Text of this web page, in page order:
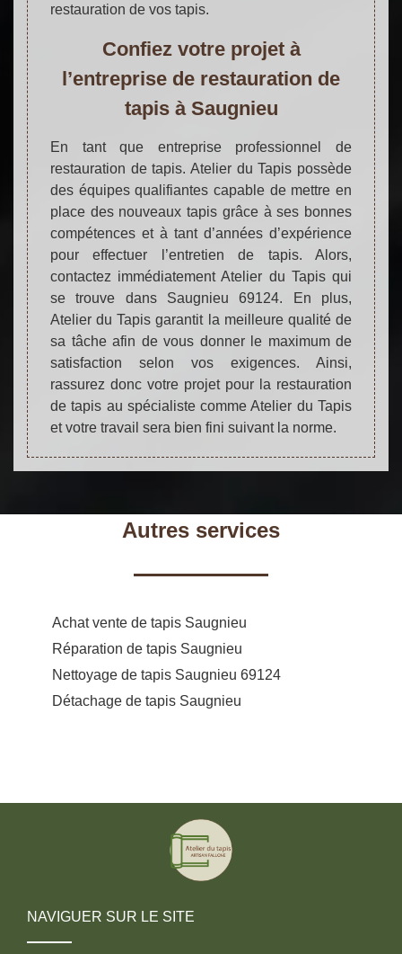
restauration de vos tapis.
Confiez votre projet à
l’entreprise de restauration de
tapis à Saugnieu
En tant que entreprise professionnel de
restauration de tapis. Atelier du Tapis possède
des équipes qualifiantes capable de mettre en
place des nouveaux tapis grâce à ses bonnes
compétences et à tant d’années d’expérience
pour effectuer l’entretien de tapis. Alors,
contactez immédiatement Atelier du Tapis qui
se trouve dans Saugnieu 69124. En plus,
Atelier du Tapis garantit la meilleure qualité de
sa tâche afin de vous donner le maximum de
satisfaction selon vos exigences. Ainsi,
rassurez donc votre projet pour la restauration
de tapis au spécialiste comme Atelier du Tapis
et votre travail sera bien fini suivant la norme.
Autres services
Achat vente de tapis Saugnieu
Réparation de tapis Saugnieu
Nettoyage de tapis Saugnieu 69124
Détachage de tapis Saugnieu
NAVIGUER SUR LE SITE